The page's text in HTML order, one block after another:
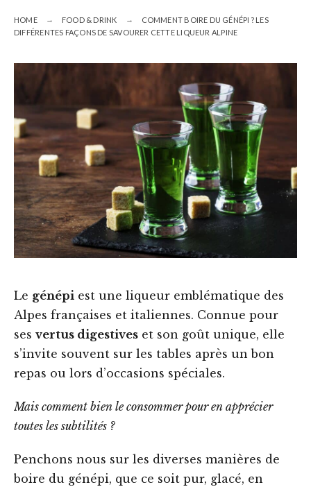
HOME FOOD & DRINK
COMMENT BOIRE DU GÉNÉPI ? LES
DIFFÉRENTES FAÇONS DE SAVOURER CETTE LIQUEUR ALPINE
Le génépi est une liqueur emblématique des
Alpes françaises et italiennes. Connue pour
ses vertus digestives et son goût unique, elle
s’invite souvent sur les tables après un bon
repas ou lors d’occasions spéciales.
Mais comment bien le consommer pour en apprécier
toutes les subtilités ?
Penchons nous sur les diverses manières de
boire du génépi, que ce soit pur, glacé, en